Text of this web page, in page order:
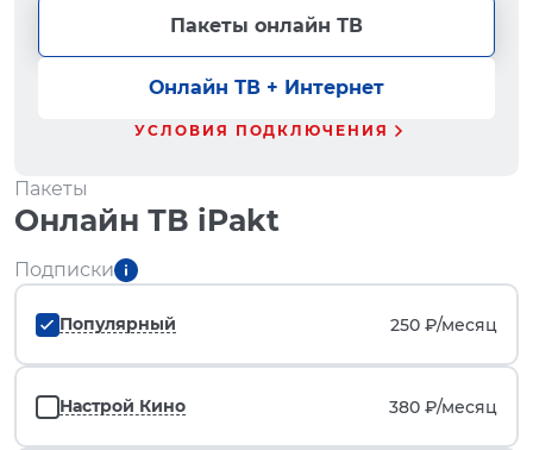
Пакеты онлайн ТВ
Онлайн ТВ + Интернет
УСЛОВИЯ ПОДКЛЮЧЕНИЯ
Пакеты
Онлайн ТВ iPakt
Подписки
Популярный 250 ₽/месяц
Настрой Кино 380 ₽/месяц